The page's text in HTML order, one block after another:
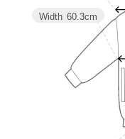
Width 60.3cm